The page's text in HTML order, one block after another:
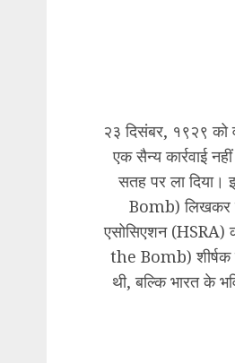
२३ दिसंबर, १९२९ को
एक सैन्य कार्रवाई
सतह पर ला दिया।
Bomb) लिखकर
एसोसिएशन (HSRA)
the Bomb) शीर्षक
थी, बल्कि भारत के